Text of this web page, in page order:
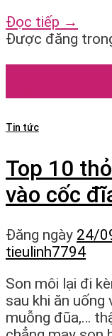
Đọc tiếp →
Được đăng
Tin tức
Top 10
vào cốc
Đăng ngày 24/
tieulinh7794
Son môi lại đi
sau khi ăn uống
muỗng đũa,…